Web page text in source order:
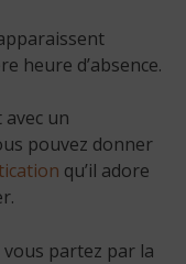
heure d’absence.
un
pouvez donner
qu’il adore
partez par la